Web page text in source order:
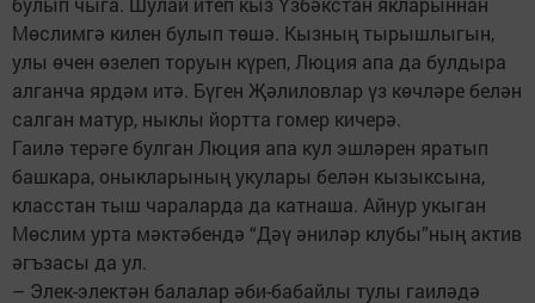
Мөслимгә килен булып төшә. Кызның тырышлыгын,
улы өчен өзелеп торуын күреп, Люция апа да булдыра
алганча ярдәм итә. Бүген Җәлиловлар үз көчләре белән
салган матур, ныклы йортта гомер кичерә.
Гаилә терәге булган Люция апа кул эшләрен яратып
башкара, оныкларының укулары белән кызыксына,
класстан тыш чараларда да катнаша. Айнур укыган
Мөслим урта мәктәбендә “Дәү әниләр клубы”ның актив
әгъзасы да ул.
– Элек-электән балалар әби-бабайлы тулы гаиләдә